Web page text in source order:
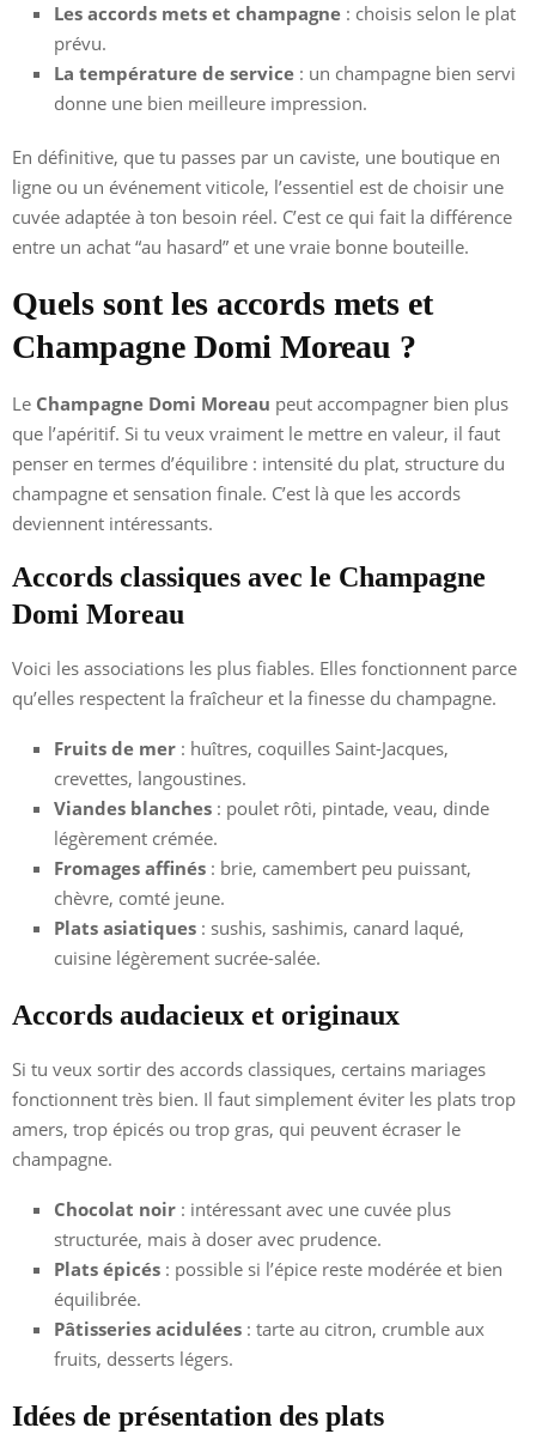
Les accords mets et champagne : choisis selon le plat
prévu.
La température de service : un champagne bien servi
donne une bien meilleure impression.
En définitive, que tu passes par un caviste, une boutique en
ligne ou un événement viticole, l’essentiel est de choisir une
cuvée adaptée à ton besoin réel. C’est ce qui fait la différence
entre un achat “au hasard” et une vraie bonne bouteille.
Quels sont les accords mets et
Champagne Domi Moreau ?
Le Champagne Domi Moreau peut accompagner bien plus
que l’apéritif. Si tu veux vraiment le mettre en valeur, il faut
penser en termes d’équilibre : intensité du plat, structure du
champagne et sensation finale. C’est là que les accords
deviennent intéressants.
Accords classiques avec le Champagne
Domi Moreau
Voici les associations les plus fiables. Elles fonctionnent parce
qu’elles respectent la fraîcheur et la finesse du champagne.
Fruits de mer : huîtres, coquilles Saint-Jacques,
crevettes, langoustines.
Viandes blanches : poulet rôti, pintade, veau, dinde
légèrement crémée.
Fromages affinés : brie, camembert peu puissant,
chèvre, comté jeune.
Plats asiatiques : sushis, sashimis, canard laqué,
cuisine légèrement sucrée-salée.
Accords audacieux et originaux
Si tu veux sortir des accords classiques, certains mariages
fonctionnent très bien. Il faut simplement éviter les plats trop
amers, trop épicés ou trop gras, qui peuvent écraser le
champagne.
Chocolat noir : intéressant avec une cuvée plus
structurée, mais à doser avec prudence.
Plats épicés : possible si l’épice reste modérée et bien
équilibrée.
Pâtisseries acidulées : tarte au citron, crumble aux
fruits, desserts légers.
Idées de présentation des plats